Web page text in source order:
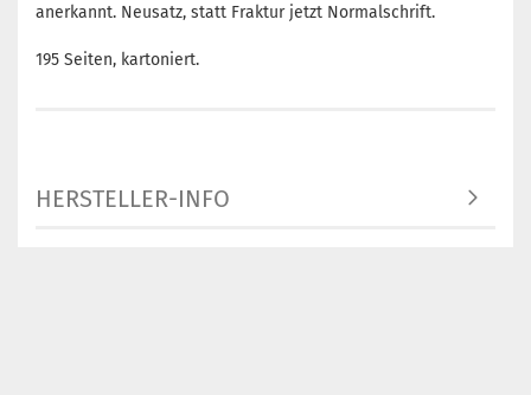
anerkannt. Neusatz, statt Fraktur jetzt Normalschrift.
195 Seiten, kartoniert.
HERSTELLER-INFO